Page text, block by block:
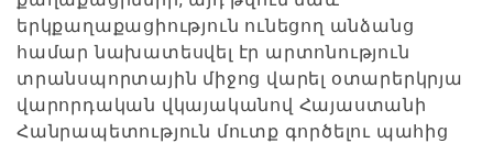
երկքաղաքացիություն ունեցող անձանց
համար նախատեսվել էր արտոնություն
տրանսպորտային միջոց վարել օտարերկրյա
վարորդական վկայականով Հայաստանի
Հանրապետություն մուտք գործելու պահից